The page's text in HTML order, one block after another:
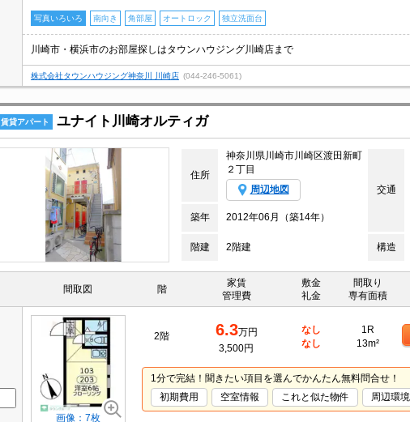
写真いろいろ 南向き 角部屋 オートロック 独立洗面台
川崎市・横浜市のお部屋探しはタウンハウジング川崎店まで
株式会社タウンハウジング神奈川 川崎店 (044-246-5061)
賃貸アパート ユナイト川崎オルティガ
住所
神奈川県川崎市川崎区渡田新町
２丁目
周辺地図 交通
築年 2012年06月（築14年）
階建 2階建 構造
間取図 階
家賃
管理費
敷金
礼金
間取り
専有面積
画像：7枚
2階 6.3万円
3,500円
なし
なし
1R
13m²
1分で完結！聞きたい項目を選んでかんたん無料問合せ！
初期費用
空室情報 これと似た物件 周辺環境